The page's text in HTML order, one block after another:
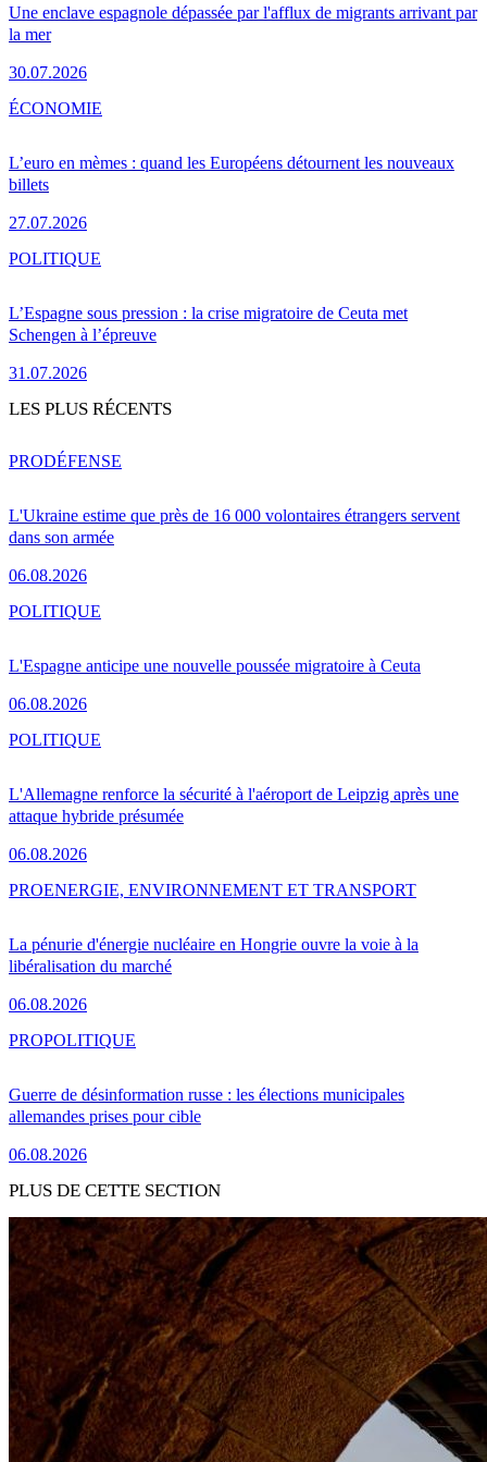
Une enclave espagnole dépassée par l'afflux de migrants arrivant par
la mer
30.07.2026
L’euro en mèmes : quand les Européens détournent les nouveaux
billets
27.07.2026
ÉCONOMIE
L’Espagne sous pression : la crise migratoire de Ceuta met
Schengen à l’épreuve
31.07.2026
POLITIQUE
LES PLUS RÉCENTS
L'Ukraine estime que près de 16 000 volontaires étrangers servent
dans son armée
06.08.2026
PRODÉFENSE
L'Espagne anticipe une nouvelle poussée migratoire à Ceuta
06.08.2026
POLITIQUE
L'Allemagne renforce la sécurité à l'aéroport de Leipzig après une
attaque hybride présumée
06.08.2026
POLITIQUE
La pénurie d'énergie nucléaire en Hongrie ouvre la voie à la
libéralisation du marché
06.08.2026
PROENERGIE, ENVIRONNEMENT ET TRANSPORT
Guerre de désinformation russe : les élections municipales
allemandes prises pour cible
06.08.2026
PROPOLITIQUE
PLUS DE CETTE SECTION